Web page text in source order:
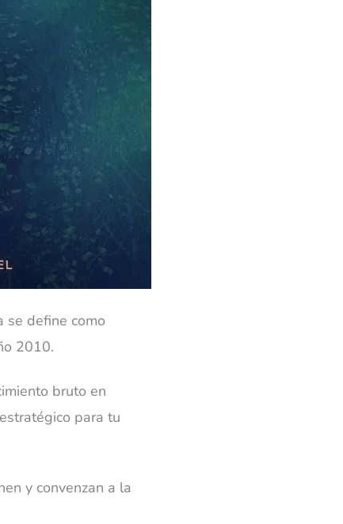
se define como
2010.
bruto en
para tu
y convenzan a la